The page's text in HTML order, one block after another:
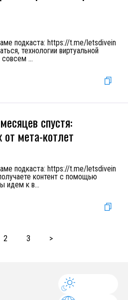
подкаста: https://t.me/letsdivein
технологии виртуальной
совсем ...
спустя:
мета-котлет
подкаста: https://t.me/letsdivein
контент с помощью
идем к в...
2 3 >